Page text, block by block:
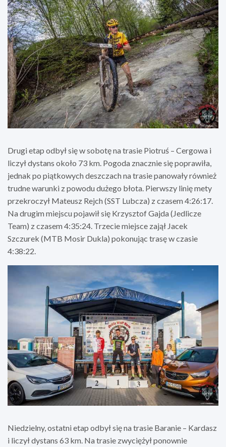
Drugi etap odbył się w sobotę na trasie Piotruś – Cergowa i
liczył dystans około 73 km. Pogoda znacznie się poprawiła,
jednak po piątkowych deszczach na trasie panowały również
trudne warunki z powodu dużego błota. Pierwszy linię mety
przekroczył Mateusz Rejch (SST Lubcza) z czasem 4:26:17.
Na drugim miejscu pojawił się Krzysztof Gajda (Jedlicze
Team) z czasem 4:35:24. Trzecie miejsce zajął Jacek
Szczurek (MTB Mosir Dukla) pokonując trasę w czasie
4:38:22.
Niedzielny, ostatni etap odbył się na trasie Baranie – Kardasz
i liczył dystans 63 km. Na trasie zwyciężył ponownie